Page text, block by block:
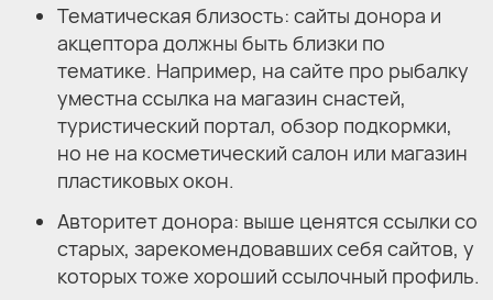
Тематическая близость: сайты донора и
акцептора должны быть близки по
тематике. Например, на сайте про рыбалку
уместна ссылка на магазин снастей,
туристический портал, обзор подкормки,
но не на косметический салон или магазин
пластиковых окон.
Авторитет донора: выше ценятся ссылки со
старых, зарекомендовавших себя сайтов, у
которых тоже хороший ссылочный профиль.